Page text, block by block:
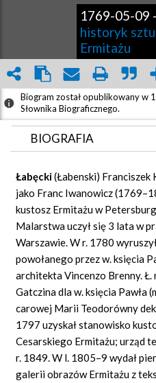
1769-05-09 -
historyk
Ermitażu
Biogram został opublikowany w
Słownika Biograficznego.
BIOGRAFIA
ZDJĘCIA (2)
GRAF POWIĄZAŃ
DYSKUSJA
Mapa
Łabęcki(Łabenski) Franciszek
jako Franc Iwanowicz
kustosz Ermitażu w
Malarstwa uczył się 3 lata w
Warszawie. W r. 1780
powołanego przez w. księcia
architekta Vincenzo Brenny. Ł.
Gatczina dla w. księcia Pawła
carowej Marii Teodorówny
1797 uzyskał stanowisko
Cesarskiego Ermitażu; urząd
r. 1849. W l. 1805–9 wydał
galerii obrazów Ermitażu z